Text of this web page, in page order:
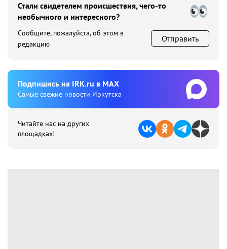
Стали свидетелем происшествия, чего-то
необычного и интересного?
Сообщите, пожалуйста, об этом в
редакцию
Отправить
Подпишиcь на IRK.ru в MAX
Cамые свежие новости Иркутска
Читайте нас на других
площадках!